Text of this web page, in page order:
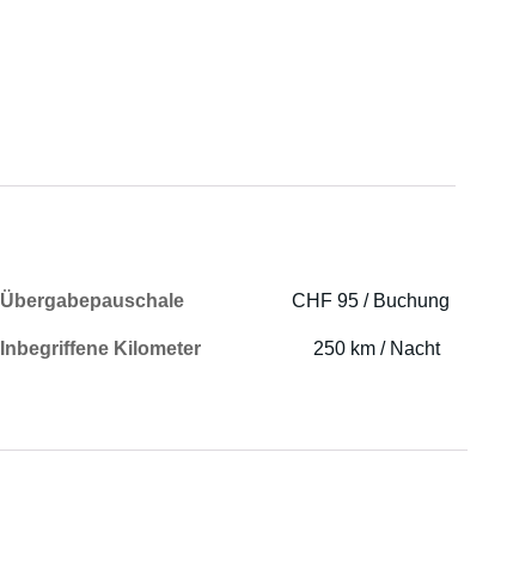
Übergabepauschale CHF 95 / Buchung
Inbegriffene Kilometer 250 km / Nacht